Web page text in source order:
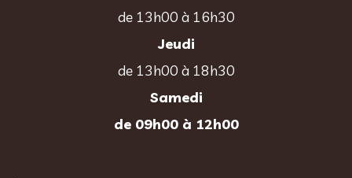
de 13h00 à 16h30
Jeudi
de 13h00 à 18h30
Samedi
de 09h00 à 12h00